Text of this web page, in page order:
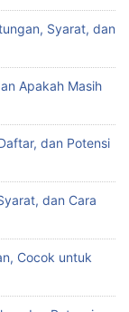
Syarat, dan
Apakah Masih
dan Potensi
dan Cara
Cocok untuk